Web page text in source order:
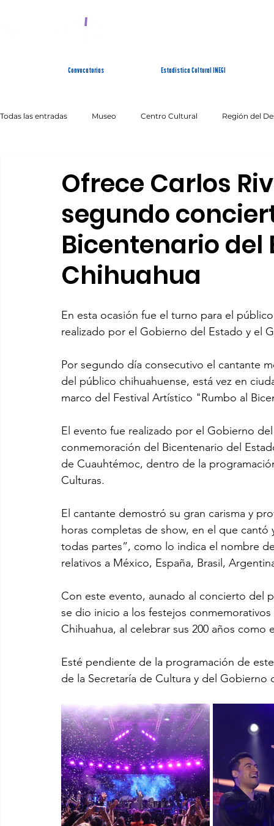
Convocatorias Estadística Cultural INEGI
Todas las entradas Museo Centro Cultural Región del
Ofrece Carlos
segundo
Bicentenario del
Chihuahua
En esta ocasión fue el turno para el
realizado por el Gobierno del Estado y el
Por segundo día consecutivo el cantante
del público chihuahuense, está vez en
marco del Festival Artístico "Rumbo al
El evento fue realizado por el Gobierno
conmemoración del Bicentenario del
de Cuauhtémoc, dentro de la
Culturas.
El cantante demostró su gran carisma y
horas completas de show, en el que
todas partes”, como lo indica el nombre
relativos a México, España, Brasil,
Con este evento, aunado al concierto del
se dio inicio a los festejos
Chihuahua, al celebrar sus 200 años como
Esté pendiente de la programación de
de la Secretaría de Cultura y del Gobierno